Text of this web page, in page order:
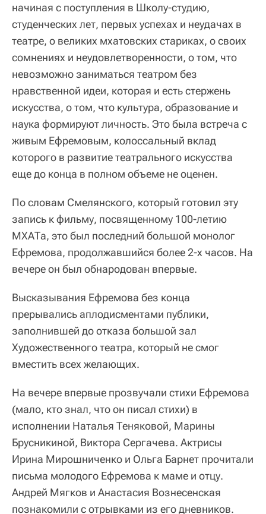
начиная с поступления в Школу-студию,
студенческих лет, первых успехах и неудачах в
театре, о великих мхатовских стариках, о своих
сомнениях и неудовлетворенности, о том, что
невозможно заниматься театром без
нравственной идеи, которая и есть стержень
искусства, о том, что культура, образование и
наука формируют личность. Это была встреча с
живым Ефремовым, колоссальный вклад
которого в развитие театрального искусства
еще до конца в полном объеме не оценен.
По словам Смелянского, который готовил эту
запись к фильму, посвященному 100-летию
МХАТа, это был последний большой монолог
Ефремова, продолжавшийся более 2-х часов. На
вечере он был обнародован впервые.
Высказывания Ефремова без конца
прерывались аплодисментами публики,
заполнившей до отказа большой зал
Художественного театра, который не смог
вместить всех желающих.
На вечере впервые прозвучали стихи Ефремова
(мало, кто знал, что он писал стихи) в
исполнении Наталья Теняковой, Марины
Брусникиной, Виктора Сергачева. Актрисы
Ирина Мирошниченко и Ольга Барнет прочитали
письма молодого Ефремова к маме и отцу.
Андрей Мягков и Анастасия Вознесенская
познакомили с отрывками из его дневников.